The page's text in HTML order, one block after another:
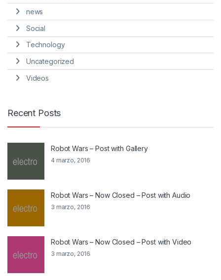
news
Social
Technology
Uncategorized
Videos
Recent Posts
Robot Wars – Post with Gallery
4 marzo, 2016
Robot Wars – Now Closed – Post with Audio
3 marzo, 2016
Robot Wars – Now Closed – Post with Video
3 marzo, 2016